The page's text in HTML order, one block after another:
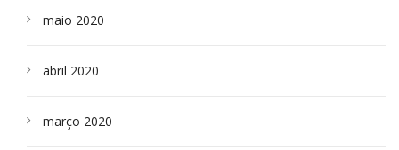
maio 2020
abril 2020
março 2020